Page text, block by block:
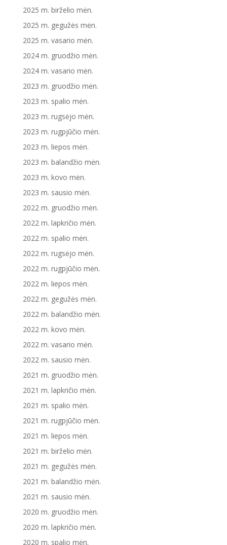
2025 m. birželio mėn.
2025 m. gegužės mėn.
2025 m. vasario mėn.
2024 m. gruodžio mėn.
2024 m. vasario mėn.
2023 m. gruodžio mėn.
2023 m. spalio mėn.
2023 m. rugsėjo mėn.
2023 m. rugpjūčio mėn.
2023 m. liepos mėn.
2023 m. balandžio mėn.
2023 m. kovo mėn.
2023 m. sausio mėn.
2022 m. gruodžio mėn.
2022 m. lapkričio mėn.
2022 m. spalio mėn.
2022 m. rugsėjo mėn.
2022 m. rugpjūčio mėn.
2022 m. liepos mėn.
2022 m. gegužės mėn.
2022 m. balandžio mėn.
2022 m. kovo mėn.
2022 m. vasario mėn.
2022 m. sausio mėn.
2021 m. gruodžio mėn.
2021 m. lapkričio mėn.
2021 m. spalio mėn.
2021 m. rugpjūčio mėn.
2021 m. liepos mėn.
2021 m. birželio mėn.
2021 m. gegužės mėn.
2021 m. balandžio mėn.
2021 m. sausio mėn.
2020 m. gruodžio mėn.
2020 m. lapkričio mėn.
2020 m. spalio mėn.